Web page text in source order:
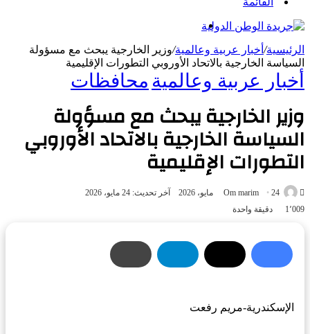
الرئيسية/ أخبار عربية وعالمية/وزير الخارجية يبحث مع مسؤولة
السياسة الخارجية بالاتحاد الأوروبي التطورات الإقليمية
أخبار عربية وعالمية محافظات
وزير الخارجية يبحث مع مسؤولة
السياسة الخارجية بالاتحاد الأوروبي
التطورات الإقليمية
Om marim
أرسل
بريدا
24 مايو، 2026
آخر تحديث: 24 مايو، 2026
1٬009
دقيقة واحدة
الإسكندرية-مريم رفعت